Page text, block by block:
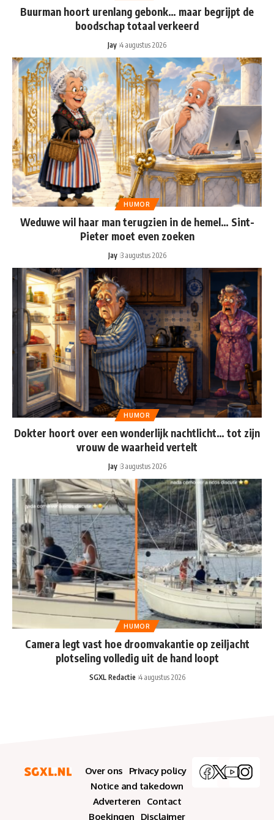
Buurman hoort urenlang gebonk… maar begrijpt de
boodschap totaal verkeerd
Jay 4 augustus 2026
HUMOR
Weduwe wil haar man terugzien in de hemel… Sint-
Pieter moet even zoeken
Jay 3 augustus 2026
HUMOR
Dokter hoort over een wonderlijk nachtlicht… tot zijn
vrouw de waarheid vertelt
Jay 3 augustus 2026
HUMOR
Camera legt vast hoe droomvakantie op zeiljacht
plotseling volledig uit de hand loopt
SGXL Redactie 4 augustus 2026
Over ons
Privacy policy
Notice and takedown
Adverteren
Contact
Boekingen
Disclaimer